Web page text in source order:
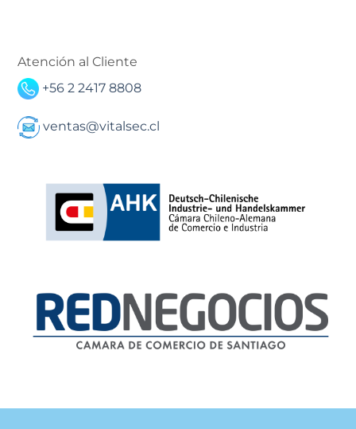
Atención al Cliente
+56 2 2417 8808
ventas@vitalsec.cl